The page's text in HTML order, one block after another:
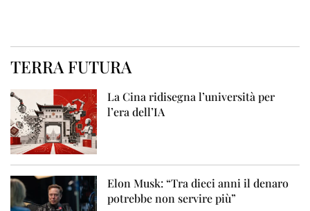
TERRA FUTURA
La Cina ridisegna l’università per
l’era dell’IA
Elon Musk: “Tra dieci anni il denaro
potrebbe non servire più”